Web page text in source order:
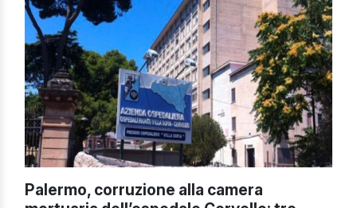
Fabrizio Ferrandelli, tutto è […]
Palermo, corruzione alla camera